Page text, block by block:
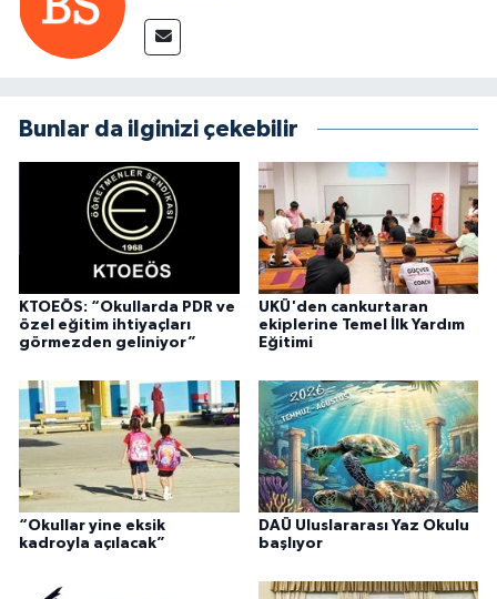
Bunlar da ilginizi çekebilir
KTOEÖS: “Okullarda PDR ve
özel eğitim ihtiyaçları
görmezden geliniyor”
UKÜ'den cankurtaran
ekiplerine Temel İlk Yardım
Eğitimi
“Okullar yine eksik
kadroyla açılacak”
DAÜ Uluslararası Yaz Okulu
başlıyor